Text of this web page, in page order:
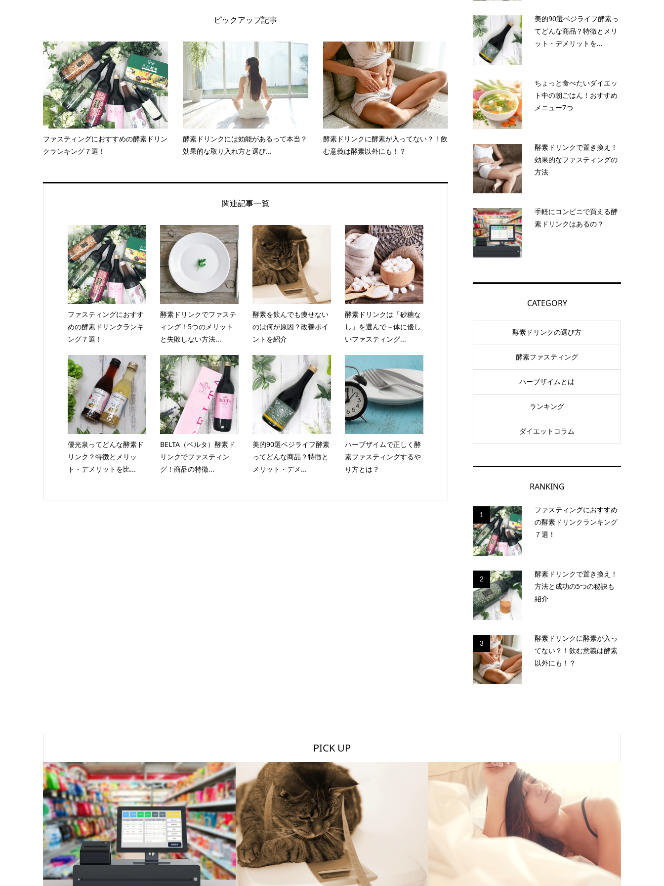
ピックアップ記事
ファスティングにおすすめの酵素ドリン
クランキング７選！
酵素ドリンクには効能があるって本当？
効果的な取り入れ方と選び...
酵素ドリンクに酵素が入ってない？！飲
む意義は酵素以外にも！？
関連記事一覧
ファスティングにおすす
めの酵素ドリンクランキ
ング７選！
酵素ドリンクでファステ
ィング！5つのメリット
と失敗しない方法...
酵素を飲んでも痩せない
のは何が原因？改善ポイ
ントを紹介
酵素ドリンクは「砂糖な
し」を選んで～体に優し
いファスティング...
優光泉ってどんな酵素ド
リンク？特徴とメリッ
ト・デメリットを比...
BELTA（ベルタ）酵素ド
リンクでファスティン
グ！商品の特徴...
美的90選ベジライフ酵素
ってどんな商品？特徴と
メリット・デメ...
ハーブザイムで正しく酵
素ファスティングするや
り方とは？
美的90選ベジライフ酵素っ
てどんな商品？特徴とメリ
ット・デメリットを...
ちょっと食べたいダイエッ
ト中の朝ごはん！おすすめ
メニュー7つ
酵素ドリンクで置き換え！
効果的なファスティングの
方法
手軽にコンビニで買える酵
素ドリンクはあるの？
CATEGORY
酵素ドリンクの選び方
酵素ファスティング
ハーブザイムとは
ランキング
ダイエットコラム
RANKING
1
ファスティングにおすすめ
の酵素ドリンクランキング
７選！
2
酵素ドリンクで置き換え！
方法と成功の5つの秘訣も
紹介
3
酵素ドリンクに酵素が入っ
てない？！飲む意義は酵素
以外にも！？
PICK UP